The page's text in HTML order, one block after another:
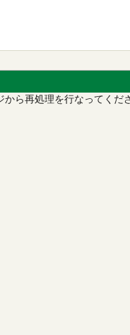
から再処理を行なってくだ